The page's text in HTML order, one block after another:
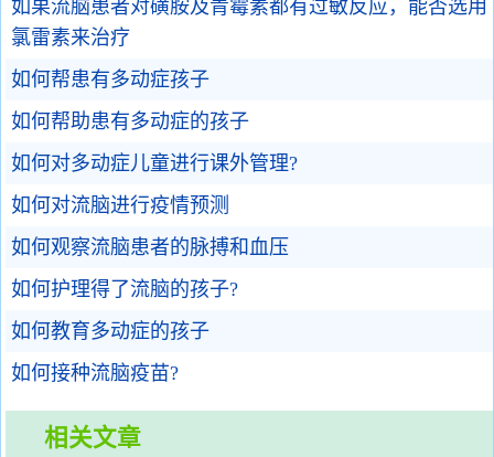
如果流脑患者对磺胺及青霉素都有过敏反应，能否选用
氯雷素来治疗
如何帮患有多动症孩子
如何帮助患有多动症的孩子
如何对多动症儿童进行课外管理?
如何对流脑进行疫情预测
如何观察流脑患者的脉搏和血压
如何护理得了流脑的孩子?
如何教育多动症的孩子
如何接种流脑疫苗?
相关文章